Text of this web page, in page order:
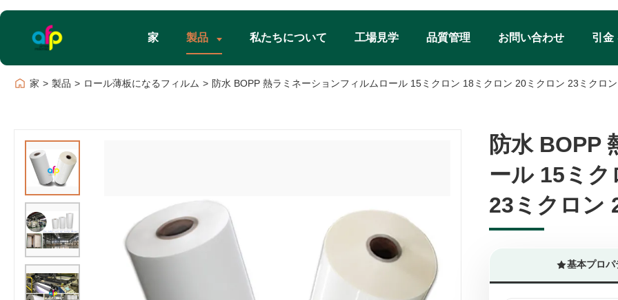
家 製品 私たちについて 工場見学 品質管理 お問い合わせ 引金
家 > 製品 > ロール薄板になるフィルム > 防水 BOPP 熱ラミネーションフィルムロール 15ミクロン 18ミクロン 20ミクロン 23ミクロ
防水 BOPP
ール 15ミ
23ミクロン
防水 BOPP
ール 15ミ
23ミクロン
基本プロパ